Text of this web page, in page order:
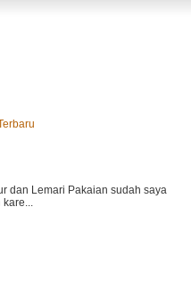
dan Lemari Pakaian sudah saya
kare...